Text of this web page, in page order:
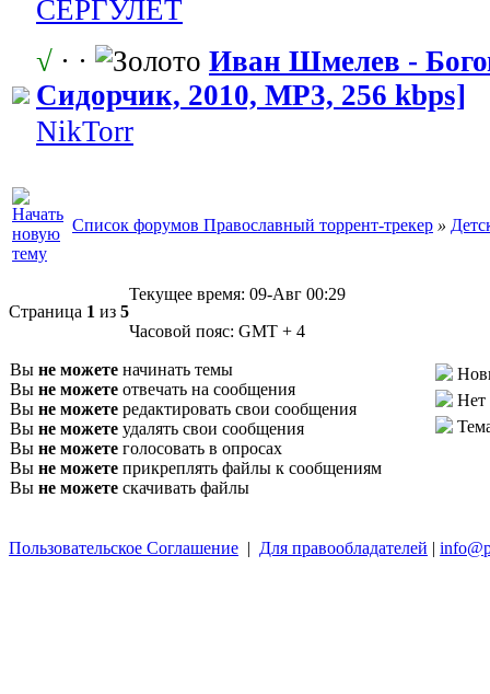
СЕРГУЛЕТ
√ · ·
Иван Шмелев -
Сидорчик, 2010, MP3, 256 kbps]
NikTorr
Список форумов Православный торрент-трекер »
Страница 1 из 5
Текущее время: 09-Авг 00:29
Часовой пояс: GMT + 4
Вы не можете начинать темы
Вы не можете отвечать на сообщения
Вы не можете редактировать свои сообщения
Вы не можете удалять свои сообщения
Вы не можете голосовать в опросах
Вы не можете прикреплять файлы к сообщениям
Вы не можете скачивать файлы
Нет
Пользовательское Соглашение | Для правообладателей |